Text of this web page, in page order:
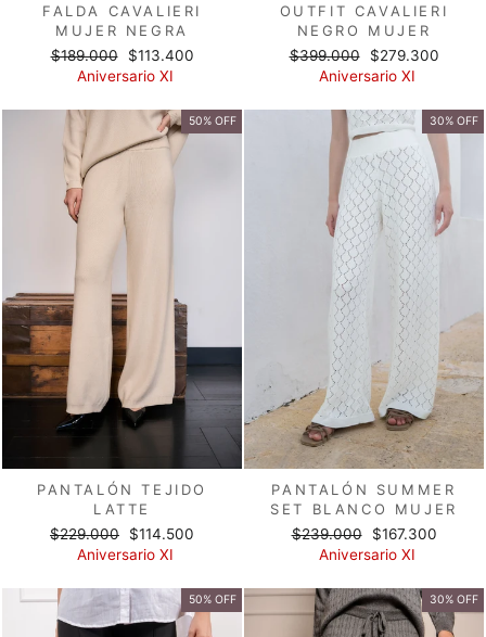
FALDA CAVALIERI
MUJER NEGRA
Precio
habitual
$189.000
Precio
de
$113.400
Aniversario XI
OUTFIT CAVALIERI
NEGRO MUJER
Precio
habitual
$399.000
Precio
de
$279.300
Aniversario XI
50% OFF
PANTALÓN TEJIDO
LATTE
Precio
habitual
$229.000
Precio
de
$114.500
Aniversario XI
30% OFF
PANTALÓN SUMMER
SET BLANCO MUJER
Precio
habitual
$239.000
Precio
de
$167.300
Aniversario XI
50% OFF 30% OFF